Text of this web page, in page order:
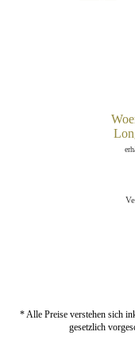
* Alle Preise verstehen sich
gesetzlich